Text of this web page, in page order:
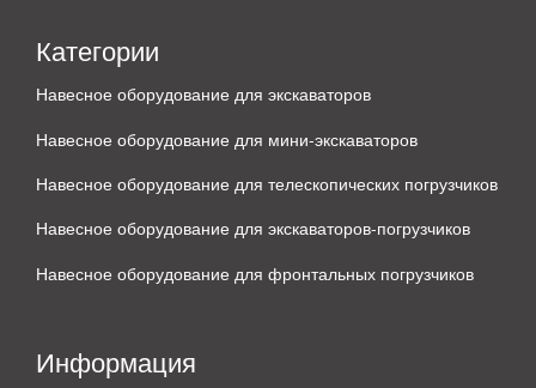
Категории
Навесное оборудование для экскаваторов
Навесное оборудование для мини-экскаваторов
Навесное оборудование для телескопических погрузчиков
Навесное оборудование для экскаваторов-погрузчиков
Навесное оборудование для фронтальных погрузчиков
Информация